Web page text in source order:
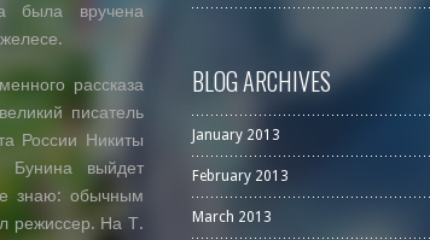
была вручена
рассказа
писатель
России Никиты
Бунина выйдет
знаю: обычным
режиссер. На Т.
BLOG ARCHIVES
January 2013
February 2013
March 2013